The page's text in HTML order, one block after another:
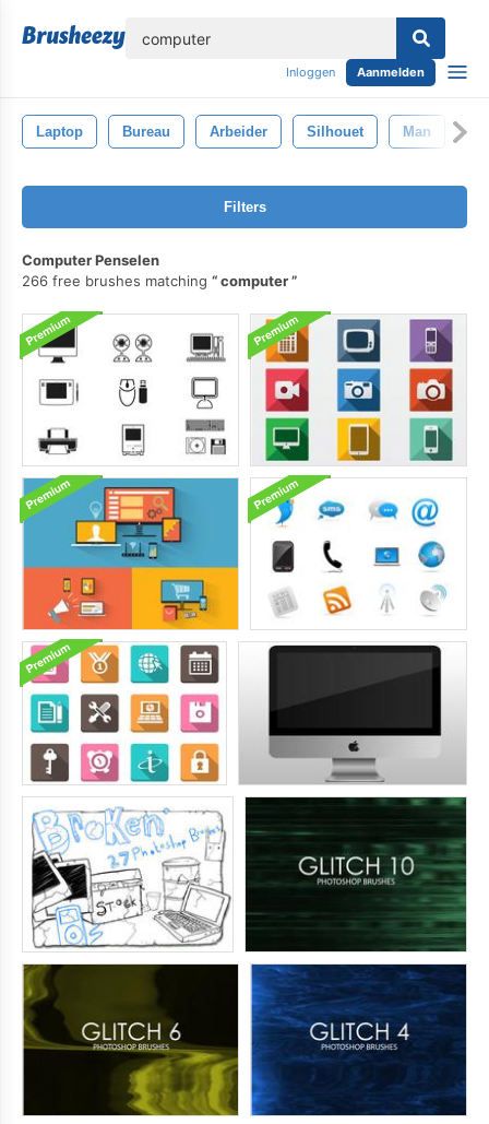
Inloggen Aanmelden
Laptop Bureau Arbeider Silhouet Man
Filters
Computer Penselen
266 free brushes matching
computer